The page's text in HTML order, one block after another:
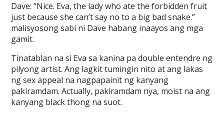
Dave: “Nice. Eva, the lady who ate the forbidden fruit
just because she can’t say no to a big bad snake.”
malisyosong sabi ni Dave habang inaayos ang mga
gamit.
Tinatablan na si Eva sa kanina pa double entendre ng
pilyong artist. Ang lagkit tumingin nito at ang lakas
ng sex appeal na nagpapainit ng kanyang
pakiramdam. Actually, pakiramdam nya, moist na ang
kanyang black thong na suot.